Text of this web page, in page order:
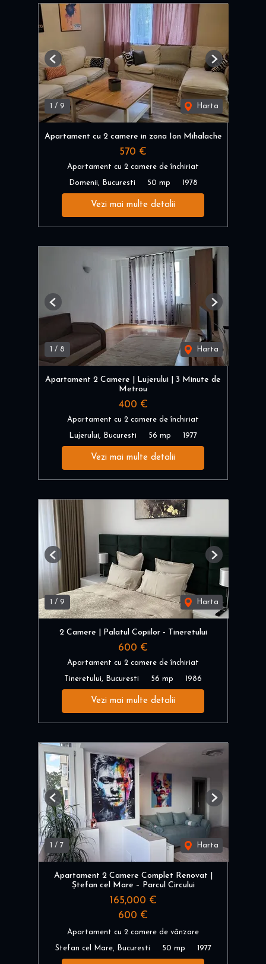
/ 9 Harta
Previous Next
Apartament cu 2 camere in zona Ion Mihalache
570 €
Apartament cu 2 camere de închiriat
Domenii, Bucuresti 50 mp 1978
Vezi mai multe detalii
/ 8 Harta
Previous Next
Apartament 2 Camere | Lujerului | 3 Minute de
Metrou
400 €
Apartament cu 2 camere de închiriat
Lujerului, Bucuresti 56 mp 1977
Vezi mai multe detalii
1 / 9 Harta
Previous Next
2 Camere | Palatul Copiilor - Tineretului
600 €
Apartament cu 2 camere de închiriat
Tineretului, Bucuresti 56 mp 1986
Vezi mai multe detalii
1 / 7 Harta
Previous Next
Apartament 2 Camere Complet Renovat |
Ștefan cel Mare – Parcul Circului
165,000 €
600 €
Apartament cu 2 camere de vânzare
Stefan cel Mare, Bucuresti 50 mp 1977